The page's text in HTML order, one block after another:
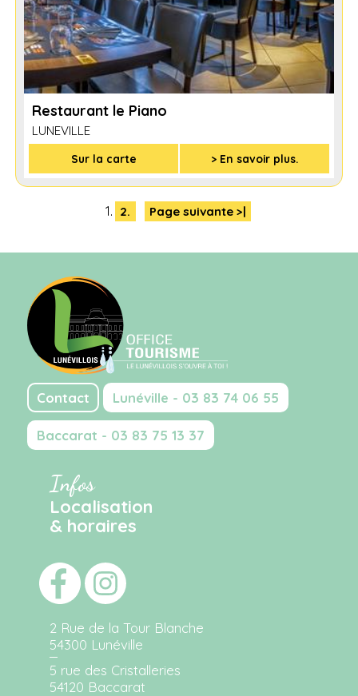
Restaurant le Piano
LUNEVILLE
Sur la carte > En savoir plus.
1. 2. Page suivante >|
Contact Lunéville - 03 83 74 06 55
Baccarat - 03 83 75 13 37
Infos
Localisation
& horaires
2 Rue de la Tour Blanche
54300 Lunéville
5 rue des Cristalleries
54120 Baccarat